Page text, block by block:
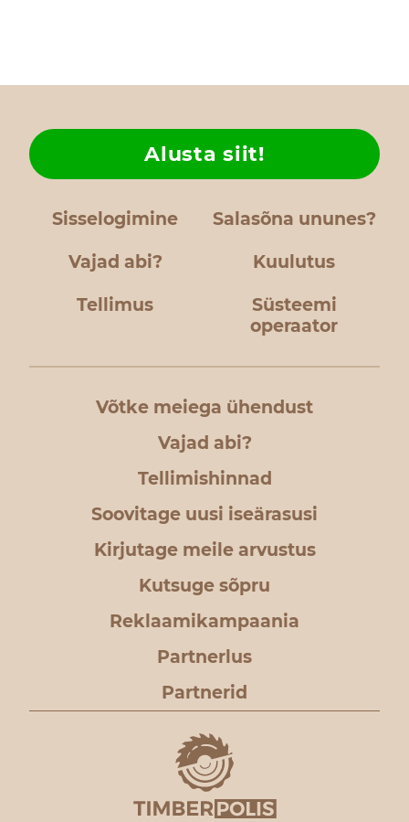
Sisselogimine Salasõna ununes?
Vajad abi?
Alusta siit!
Kuulutus
Tellimus
Süsteemi
operaator
Võtke meiega ühendust
Vajad abi?
Tellimishinnad
Soovitage uusi iseärasusi
Kirjutage meile arvustus
Kutsuge sõpru
Reklaamikampaania
Partnerlus
Partnerid